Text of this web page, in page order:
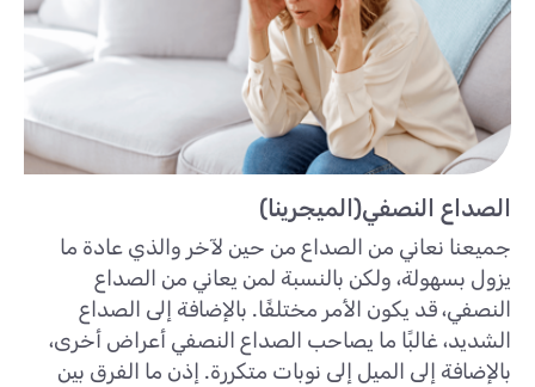
الصداع النصفي(الميجرينا)
جميعنا نعاني من الصداع من حين لآخر والذي عادة ما
يزول بسهولة، ولكن بالنسبة لمن يعاني من الصداع
النصفي، قد يكون الأمر مختلفًا. بالإضافة إلى الصداع
الشديد، غالبًا ما يصاحب الصداع النصفي أعراض أخرى،
بالإضافة إلى الميل إلى نوبات متكررة. إذن ما الفرق بين